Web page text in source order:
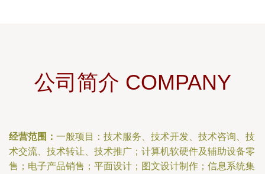
公司简介 COMPANY
经营范围： 一般项目：技术服务、技术开发、技术咨询、技
术交流、技术转让、技术推广；计算机软硬件及辅助设备零
售；电子产品销售；平面设计；图文设计制作；信息系统集